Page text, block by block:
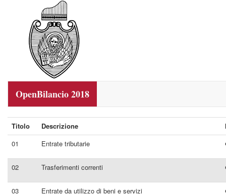
OpenBilancio 2018
Titolo Descrizione
01
Entrate tributarie
02 Trasferimenti correnti
03 Entrate da utilizzo di beni e servizi